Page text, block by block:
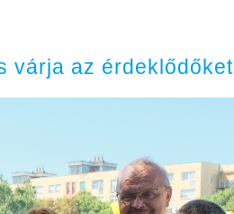
várja az érdeklődőket